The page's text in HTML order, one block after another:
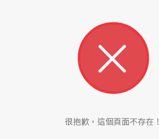
很抱歉，這個頁面不存在！